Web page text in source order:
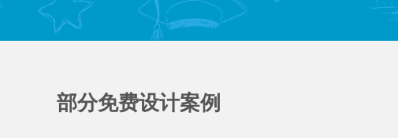
部分免费设计案例